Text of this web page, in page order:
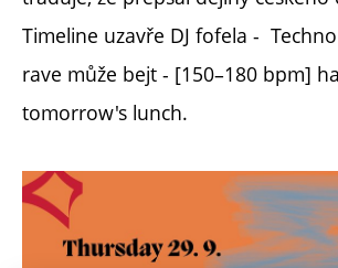
Timeline uzavře DJ fofela -
rave může bejt - [150–180 bpm]
tomorrow's lunch.